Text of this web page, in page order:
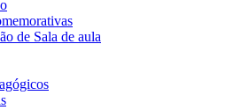
de Sala de aula